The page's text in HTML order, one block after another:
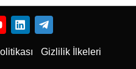
Gizlilik İlkeleri